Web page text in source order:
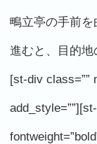
鴫立亭の手前を
進むと、目的地
[st-div class=””